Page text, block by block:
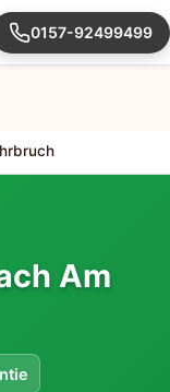
0157-92499499
Am